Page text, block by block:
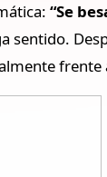
“Se
sentido.
frente